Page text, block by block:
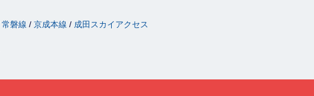
常磐線 京成本線 成田スカイアクセス